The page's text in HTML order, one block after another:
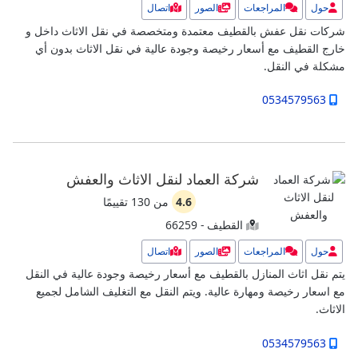
حول المراجعات الصور اتصال
شركات نقل عفش بالقطيف معتمدة ومتخصصة في نقل الاثاث داخل و
خارج القطيف مع أسعار رخيصة وجودة عالية في نقل الاثاث بدون أي
مشكلة في النقل.
0534579563
شركة العماد لنقل الاثاث والعفش
4.6 من 130 تقييمًا
القطيف - 66259
حول المراجعات الصور اتصال
يتم نقل اثاث المنازل بالقطيف مع أسعار رخيصة وجودة عالية في النقل
مع اسعار رخيصة ومهارة عالية. ويتم النقل مع التغليف الشامل لجميع
الاثاث.
0534579563